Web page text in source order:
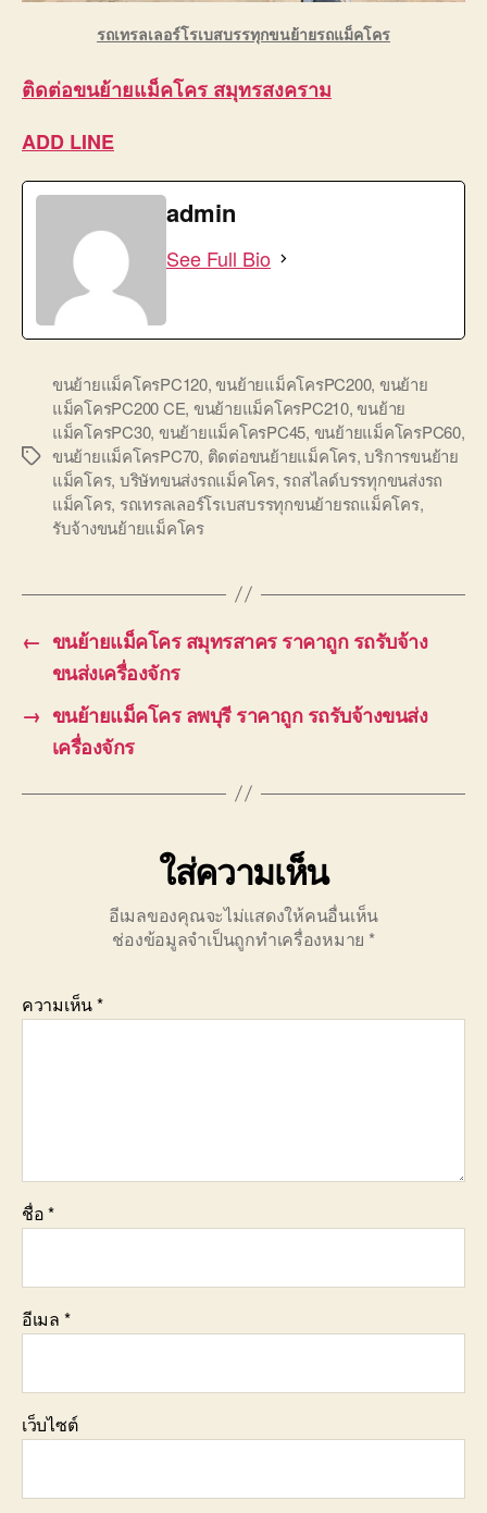
รถเทรลเลอร์โรเบสบรรทุกขนย้ายรถแม็คโคร
ติดต่อขนย้ายแม็คโคร สมุทรสงคราม
ADD LINE
admin
See Full Bio
Tags
ขนย้ายแม็คโครPC120,ขนย้ายแม็คโครPC200, ขนย้าย
แม็คโครPC200 CE, ขนย้ายแม็คโครPC210,ขนย้าย
แม็คโครPC30, ขนย้ายแม็คโครPC45, ขนย้ายแม็คโครPC60,
ขนย้ายแม็คโครPC70, ติดต่อขนย้ายแม็คโคร,บริการขนย้าย
แม็คโคร, บริษัทขนส่งรถแม็คโคร, รถสไลด์บรรทุกขนส่งรถ
แม็คโคร, รถเทรลเลอร์โรเบสบรรทุกขนย้ายรถแม็คโคร,
รับจ้างขนย้ายแม็คโคร
← ขนย้ายแม็คโคร สมุทรสาคร ราคาถูก รถรับจ้าง
ขนส่งเครื่องจักร
→ ขนย้ายแม็คโคร ลพบุรี ราคาถูก รถรับจ้างขนส่ง
เครื่องจักร
ใส่ความเห็น
อีเมลของคุณจะไม่แสดงให้คนอื่นเห็น
ช่องข้อมูลจำเป็นถูกทำเครื่องหมาย *
ความเห็น*
ชื่อ*
อีเมล *
เว็บไซต์